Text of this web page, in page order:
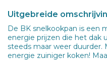
Uitgebreide
De BK snelkookpan is een
energie prijzen die het dak
steeds maar weer duurder.
energie zuiniger koken!